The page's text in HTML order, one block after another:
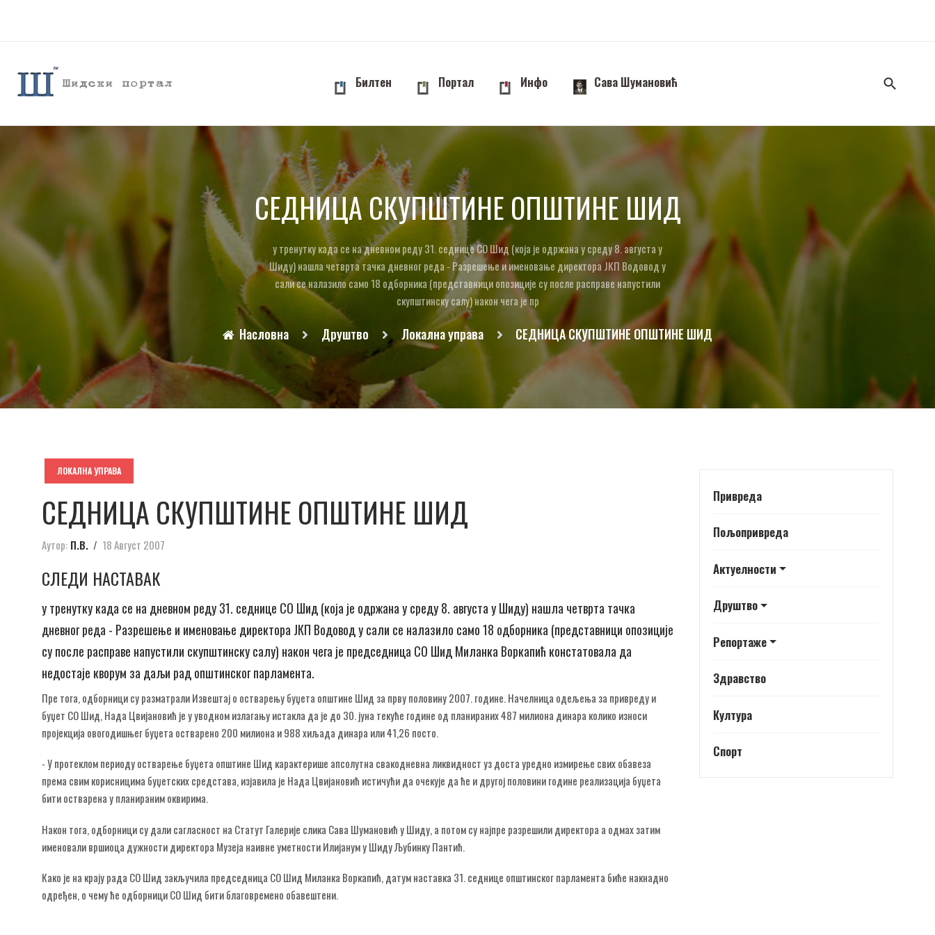
Билтен Портал Инфо Сава Шумановић
СЕДНИЦА СКУПШТИНЕ ОПШТИНЕ ШИД
у тренутку када се на дневном реду 31. седнице СО Шид (која је одржана у среду 8. августа у
Шиду) нашла четврта тачка дневног реда - Разрешење и именовање директора ЈКП Водовод у
сали се налазило само 18 одборника (представници опозиције су после расправе напустили
скупштинску салу) након чега је пр
Насловна Друштво Локална управа СЕДНИЦА СКУПШТИНЕ ОПШТИНЕ ШИД
ЛОКАЛНА УПРАВА
СЕДНИЦА СКУПШТИНЕ ОПШТИНЕ ШИД
Аутор: П.В. 18 Август 2007
СЛЕДИ НАСТАВАК
у тренутку када се на дневном реду 31. седнице СО Шид (која је одржана у среду 8. августа у Шиду) нашла четврта тачка
дневног реда - Разрешење и именовање директора ЈКП Водовод у сали се налазило само 18 одборника (представници опозиције
су после расправе напустили скупштинску салу) након чега је председница СО Шид Миланка Воркапић констатовала да
недостаје кворум за даљи рад општинског парламента.
Пре тога, одборници су разматрали Извештај о остварењу буџета општине Шид за прву половину 2007. године. Начелница одељења за привреду и
буџет СО Шид, Нада Цвијановић је у уводном излагању истакла да је до 30. јуна текуће године од планираних 487 милиона динара колико износи
пројекција овогодишњег буџета остварено 200 милиона и 988 хиљада динара или 41,26 посто.
- У протеклом периоду остварење буџета општине Шид карактерише апсолутна свакодневна ликвидност уз доста уредно измирење свих обавеза
према свим корисницима буџетских средстава, изјавила је Нада Цвијановић истичући да очекује да ће и другој половини године реализација буџета
бити остварена у планираним оквирима.
Након тога, одборници су дали сагласност на Статут Галерије слика Сава Шумановић у Шиду, а потом су најпре разрешили директора а одмах затим
именовали вршиоца дужности директора Музеја наивне уметности Илијанум у Шиду Љубинку Пантић.
Како је на крају рада СО Шид закључила председница СО Шид Миланка Воркапић, датум наставка 31. седнице општинског парламента биће накнадно
одређен, о чему ће одборници СО Шид бити благовремено обавештени.
Привреда
Пољопривреда
Актуелности
Друштво
Репортаже
Здравство
Култура
Спорт